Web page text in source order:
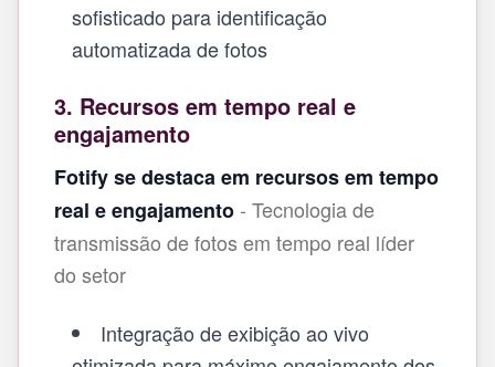
sofisticado para identificação
automatizada de fotos
3. Recursos em tempo real e
engajamento
Fotify se destaca em recursos em tempo
real e engajamento- Tecnologia de
transmissão de fotos em tempo real líder
do setor
Integração de exibição ao vivo